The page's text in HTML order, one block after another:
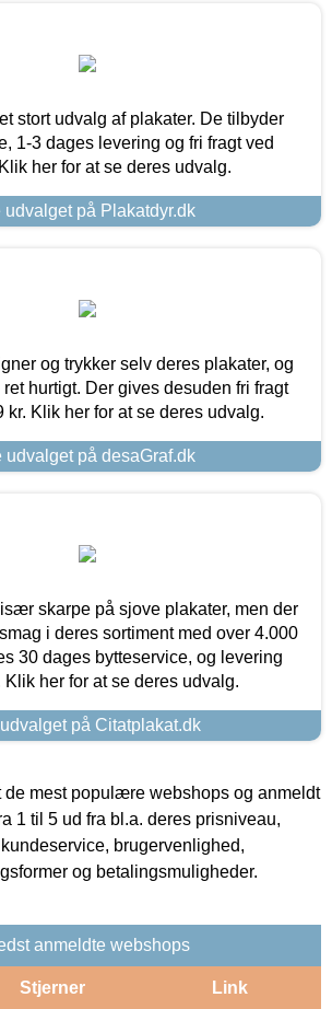
stort udvalg af plakater. De tilbyder
1-3 dages levering og fri fragt ved
her for at se deres udvalg.
udvalget på Plakatdyr.dk
og trykker selv deres plakater, og
hurtigt. Der gives desuden fri fragt
kr. Klik her for at se deres udvalg.
udvalget på desaGraf.dk
skarpe på sjove plakater, men der
i deres sortiment med over 4.000
30 dages bytteservice, og levering
her for at se deres udvalg.
på Citatplakat.dk
de mest populære webshops og anmeldt
1 til 5 ud fra bl.a. deres prisniveau,
brugervenlighed,
og betalingsmuligheder.
anmeldte webshops
Stjerner Link